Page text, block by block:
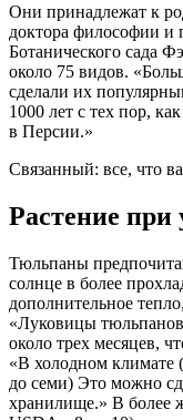
Они принадлежат к
доктора философии и
Ботанического сада
около 75 видов.
сделали их
1000 лет с тех пор,
в Персии.»
Связанный: все, что
Растение при
Тюльпаны
солнце в более
дополнительное
«Луковицы
около трех месяцев,
«В холодном климате
до семи) Это можно
хранилище.» В более